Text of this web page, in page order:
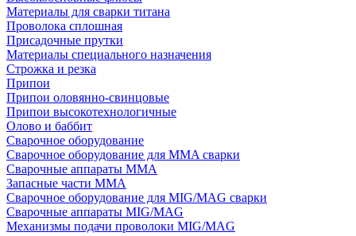
Материалы для сварки титана
Проволока сплошная
Присадочные прутки
Материалы специального назначения
Строжка и резка
Припои
Припои оловянно-свинцовые
Припои высокотехнологичные
Олово и баббит
Сварочное оборудование
Сварочное оборудование для MMA сварки
Сварочные аппараты MMA
Запасные части MMA
Сварочное оборудование для MIG/MAG сварки
Сварочные аппараты MIG/MAG
Механизмы подачи проволоки MIG/MAG